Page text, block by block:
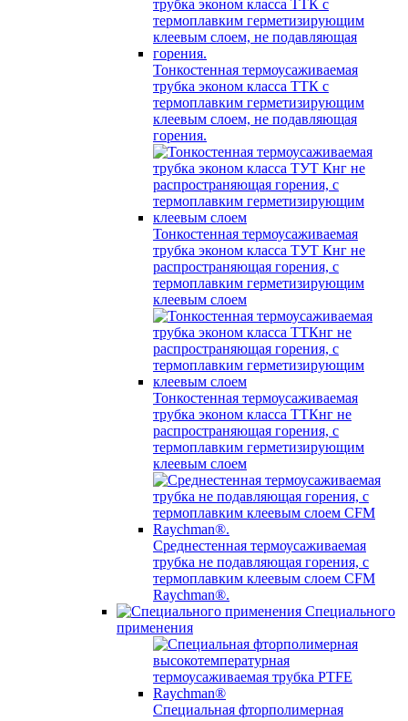
Тонкостенная термоусаживаемая
трубка эконом класса ТТК с
термоплавким герметизирующим
клеевым слоем, не подавляющая
горения.
Тонкостенная термоусаживаемая
трубка эконом класса ТУТ Кнг не
распространяющая горения, с
термоплавким герметизирующим
клеевым слоем
Тонкостенная термоусаживаемая
трубка эконом класса ТТКнг не
распространяющая горения, с
термоплавким герметизирующим
клеевым слоем
Среднестенная термоусаживаемая
трубка не подавляющая горения, с
термоплавким клеевым слоем CFM
Raychman®.
Специального
применения
Специальная фторполимерная